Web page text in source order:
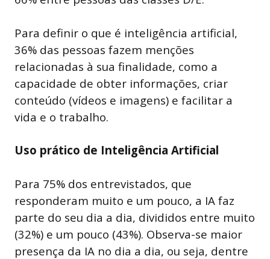
Para definir o que é inteligência artificial,
36% das pessoas fazem menções
relacionadas à sua finalidade, como a
capacidade de obter informações, criar
conteúdo (vídeos e imagens) e facilitar a
vida e o trabalho.
Uso prático de Inteligência Artificial
Para 75% dos entrevistados, que
responderam muito e um pouco, a IA faz
parte do seu dia a dia, divididos entre muito
(32%) e um pouco (43%). Observa-se maior
presença da IA no dia a dia, ou seja, dentre